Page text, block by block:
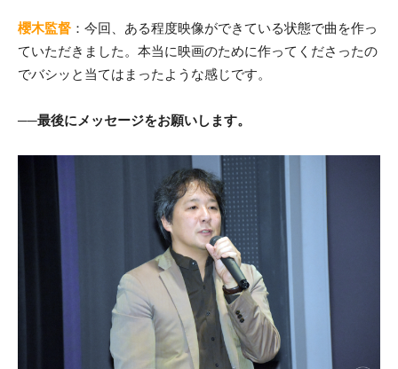
櫻木監督 ：今回、ある程度映像ができている状態で曲を作っ
ていただきました。本当に映画のために作ってくださったの
でバシッと当てはまったような感じです。
──最後にメッセージをお願いします。